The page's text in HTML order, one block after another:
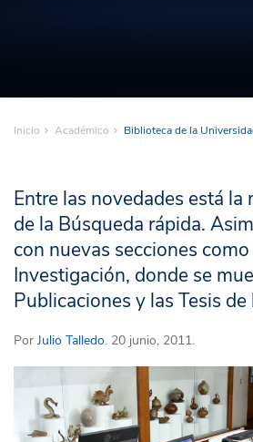
Inicio Académico Biblioteca de la
Entre las novedades está la
de la Búsqueda rápida.
con nuevas secciones
Investigación, donde se
Publicaciones y las Tesis de
Por Julio Talledo. 20 junio, 2011.